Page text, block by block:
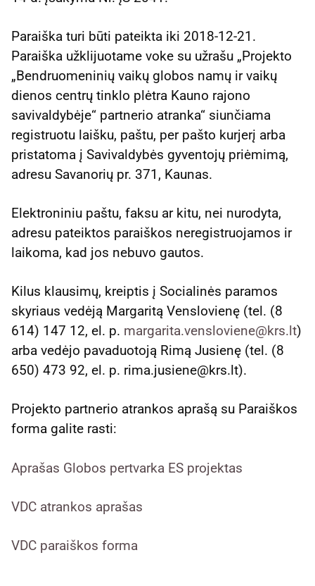
Paraiška turi būti pateikta iki 2018-12-21.
Paraiška užklijuotame voke su užrašu „Projekto
„Bendruomeninių vaikų globos namų ir vaikų
dienos centrų tinklo plėtra Kauno rajono
savivaldybėje“ partnerio atranka“ siunčiama
registruotu laišku, paštu, per pašto kurjerį arba
pristatoma į Savivaldybės gyventojų priėmimą,
adresu Savanorių pr. 371, Kaunas.
Elektroniniu paštu, faksu ar kitu, nei nurodyta,
adresu pateiktos paraiškos neregistruojamos ir
laikoma, kad jos nebuvo gautos.
Kilus klausimų, kreiptis į Socialinės paramos
skyriaus vedėją Margaritą Venslovienę (tel. (8
614) 147 12, el. p. margarita.vensloviene@krs.lt)
arba vedėjo pavaduotoją Rimą Jusienę (tel. (8
650) 473 92, el. p. rima.jusiene@krs.lt).
Projekto partnerio atrankos aprašą su Paraiškos
forma galite rasti:
Aprašas Globos pertvarka ES projektas
VDC atrankos aprašas
VDC paraiškos forma